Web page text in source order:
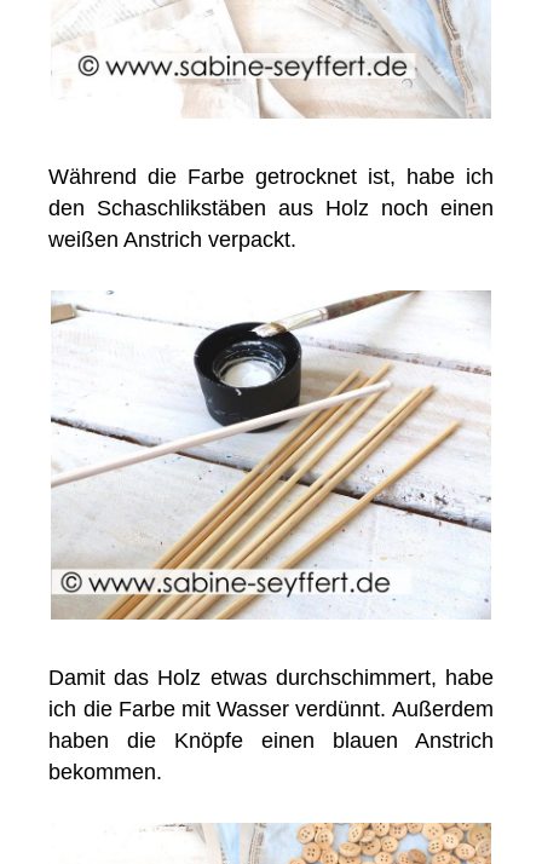
Während die Farbe getrocknet ist, habe ich
den Schaschlikstäben aus Holz noch einen
weißen Anstrich verpackt.
Damit das Holz etwas durchschimmert, habe
ich die Farbe mit Wasser verdünnt. Außerdem
haben die Knöpfe einen blauen Anstrich
bekommen.